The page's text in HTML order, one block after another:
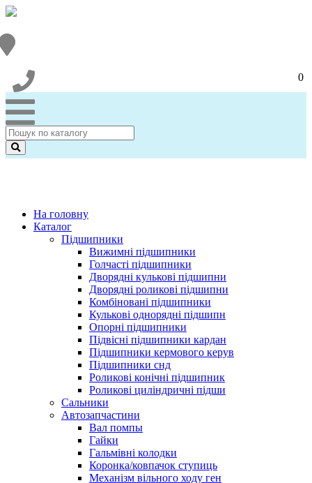
0
На головну
Каталог
Підшипники
Вижимні підшипники
Голчасті підшипники
Дворядні кулькові підшипни
Дворядні роликові підшипни
Комбіновані підшипники
Кулькові однорядні підшипн
Опорні підшипники
Підвісні підшипники кардан
Підшипники кермового керув
Підшипники снд
Роликові конічні підшипник
Роликові циліндричні підши
Сальники
Автозапчастини
Вал помпы
Гайки
Гальмівні колодки
Коронка/ковпачок ступиць
Механізм вільного ходу ген